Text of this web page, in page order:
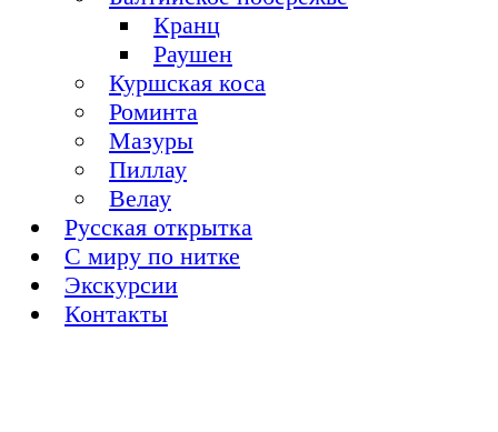
Кранц
Раушен
Куршская коса
Роминта
Мазуры
Пиллау
Велау
Русская открытка
С миру по нитке
Экскурсии
Контакты